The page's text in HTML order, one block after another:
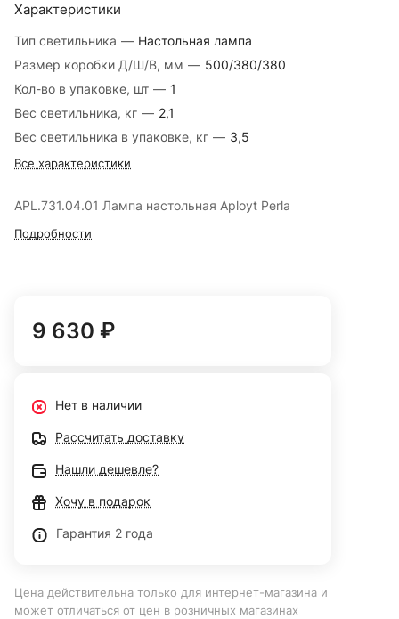
Характеристики
Тип светильника — Настольная лампа
Размер коробки Д/Ш/В, мм — 500/380/380
Кол-во в упаковке, шт — 1
Вес светильника, кг — 2,1
Вес светильника в упаковке, кг — 3,5
Все характеристики
APL.731.04.01 Лампа настольная Aployt Perla
Подробности
9 630 ₽
Нет в наличии
Рассчитать доставку
Нашли дешевле?
Хочу в подарок
Гарантия 2 года
Цена действительна только для интернет-магазина и
может отличаться от цен в розничных магазинах